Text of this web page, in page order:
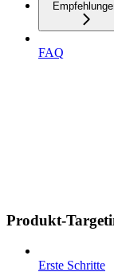
FAQ
Produkt-
Erste Schritte